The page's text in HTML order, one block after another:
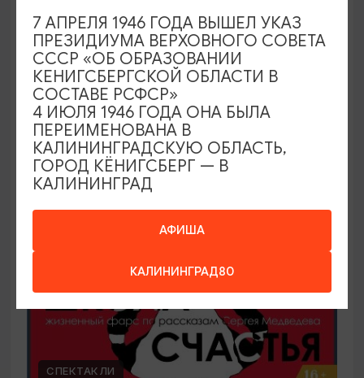
Арт-вечер на выставке «Предметные
страсти»
14.08.2026 18:00
Калининград, Калининградский областной музей
изобразительных искусств
ОТ 300₽
СПЕКТАКЛИ
АФИША
КАЛИНИНГРАД80
7 АПРЕЛЯ 1946 ГОДА ВЫШЕЛ УКАЗ
ПРЕЗИДИУМА ВЕРХОВНОГО СОВЕТА
СССР «ОБ ОБРАЗОВАНИИ
КЕНИГСБЕРГСКОЙ ОБЛАСТИ В
СОСТАВЕ РСФСР»
4 ИЮЛЯ 1946 ГОДА ОНА БЫЛА
ПЕРЕИМЕНОВАНА В
КАЛИНИНГРАДСКУЮ ОБЛАСТЬ,
ГОРОД КЁНИГСБЕРГ — В
КАЛИНИНГРАД